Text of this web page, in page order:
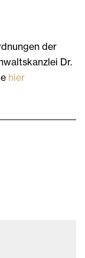
der
Dr.
hier